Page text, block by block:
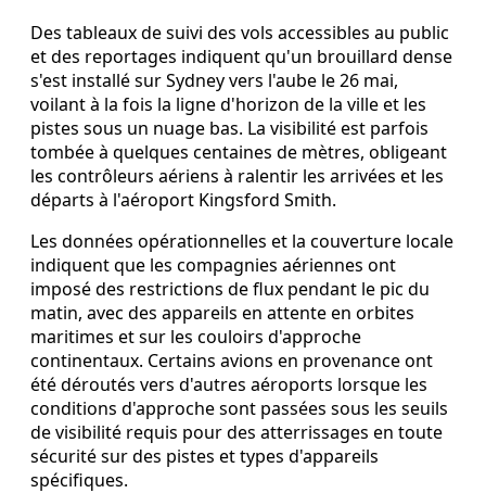
Des tableaux de suivi des vols accessibles au public
et des reportages indiquent qu'un brouillard dense
s'est installé sur Sydney vers l'aube le 26 mai,
voilant à la fois la ligne d'horizon de la ville et les
pistes sous un nuage bas. La visibilité est parfois
tombée à quelques centaines de mètres, obligeant
les contrôleurs aériens à ralentir les arrivées et les
départs à l'aéroport Kingsford Smith.
Les données opérationnelles et la couverture locale
indiquent que les compagnies aériennes ont
imposé des restrictions de flux pendant le pic du
matin, avec des appareils en attente en orbites
maritimes et sur les couloirs d'approche
continentaux. Certains avions en provenance ont
été déroutés vers d'autres aéroports lorsque les
conditions d'approche sont passées sous les seuils
de visibilité requis pour des atterrissages en toute
sécurité sur des pistes et types d'appareils
spécifiques.